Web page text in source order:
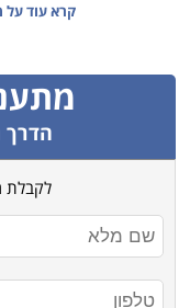
קרא עוד על
הדרך
לקבלת